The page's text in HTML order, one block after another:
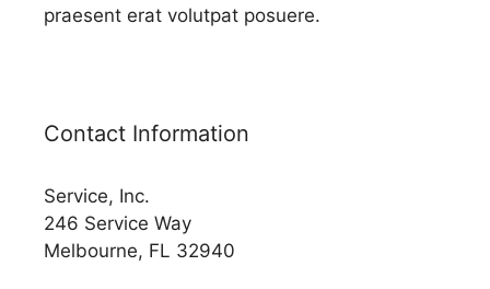
praesent erat volutpat posuere.
Contact Information
Service, Inc.
246 Service Way
Melbourne, FL 32940